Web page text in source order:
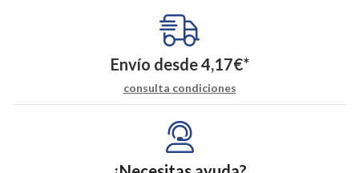
Envío desde4,17€*
consulta condiciones